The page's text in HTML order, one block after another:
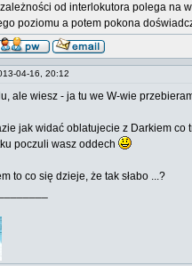
od interlokutora polega na
poziomu a potem pokona
04-16, 20:12
ale wiesz - ja tu we W-wie
jak widać oblatujecie z Darkiem co
poczuli wasz oddech
to co się dzieje, że tak słabo ...?